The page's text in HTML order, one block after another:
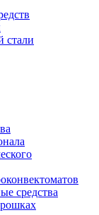
стали
средства